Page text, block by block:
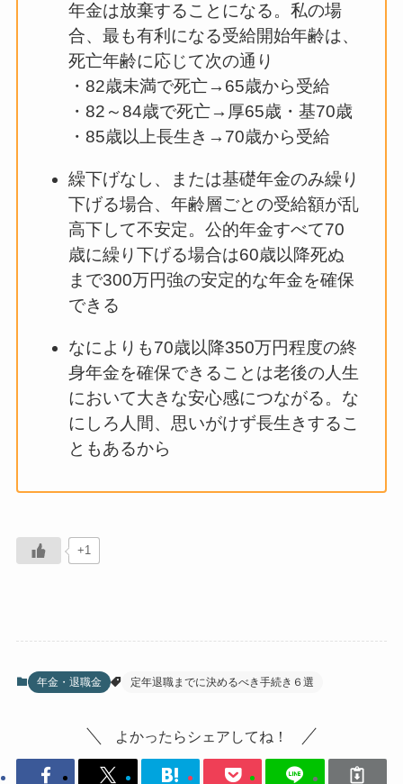
年金は放棄することになる。私の場
合、最も有利になる受給開始年齢は、
死亡年齢に応じて次の通り
・82歳未満で死亡→65歳から受給
・82～84歳で死亡→厚65歳・基70歳
・85歳以上長生き→70歳から受給
繰下げなし、または基礎年金のみ繰り
下げる場合、年齢層ごとの受給額が乱
高下して不安定。公的年金すべて70
歳に繰り下げる場合は60歳以降死ぬ
まで300万円強の安定的な年金を確保
できる
なによりも70歳以降350万円程度の終
身年金を確保できることは老後の人生
において大きな安心感につながる。な
にしろ人間、思いがけず長生きするこ
ともあるから
+1
年金・退職金 定年退職までに決めるべき手続き６選
よかったらシェアしてね！